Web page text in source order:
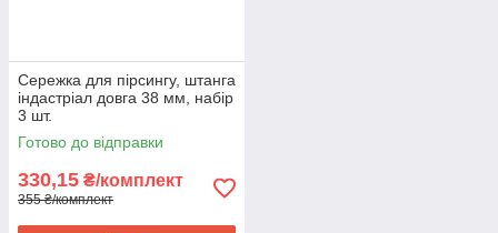
Сережка для пірсингу, штанга
індастріал довга 38 мм, набір
3 шт.
Готово до відправки
330,15 ₴/комплект
355 ₴/комплект